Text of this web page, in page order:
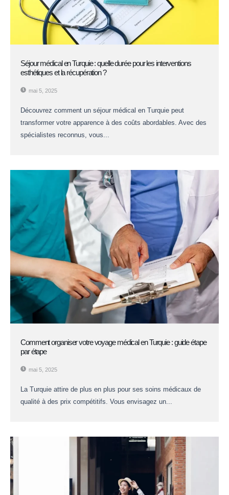
Séjour médical en Turquie : quelle durée pour les interventions
esthétiques et la récupération ?
mai 5, 2025
Découvrez comment un séjour médical en Turquie peut
transformer votre apparence à des coûts abordables. Avec des
spécialistes reconnus, vous...
Comment organiser votre voyage médical en Turquie : guide étape
par étape
mai 5, 2025
La Turquie attire de plus en plus pour ses soins médicaux de
qualité à des prix compétitifs. Vous envisagez un...